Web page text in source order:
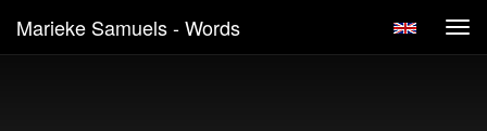
Marieke Samuels - Words